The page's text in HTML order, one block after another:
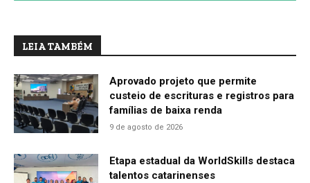
LEIA TAMBÉM
Aprovado projeto que permite
custeio de escrituras e registros para
famílias de baixa renda
9 de agosto de 2026
Etapa estadual da WorldSkills destaca
talentos catarinenses